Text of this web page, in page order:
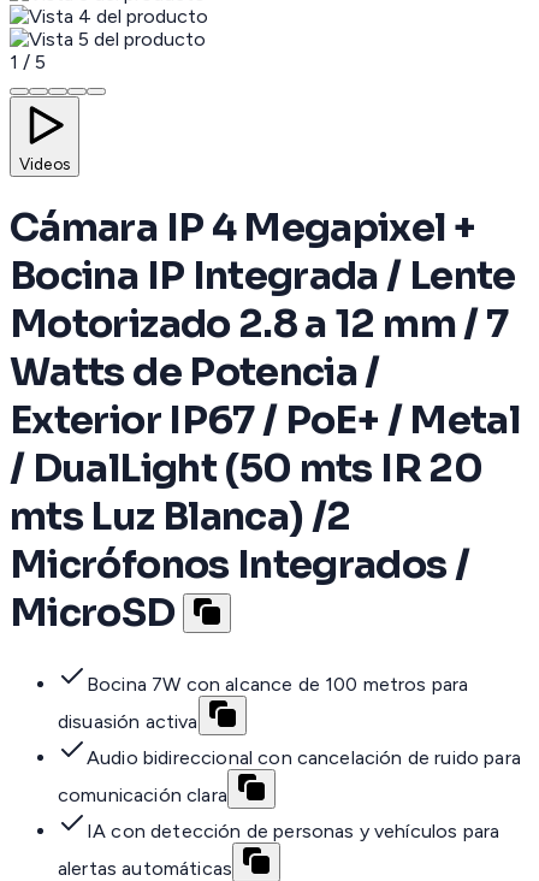
1 / 5
Videos
Cámara IP 4 Megapixel +
Bocina IP Integrada / Lente
Motorizado 2.8 a 12 mm / 7
Watts de Potencia /
Exterior IP67 / PoE+ / Metal
/ DualLight (50 mts IR 20
mts Luz Blanca) /2
Micrófonos Integrados /
MicroSD
Bocina 7W con alcance de 100 metros para
disuasión activa
Audio bidireccional con cancelación de ruido para
comunicación clara
IA con detección de personas y vehículos para
alertas automáticas